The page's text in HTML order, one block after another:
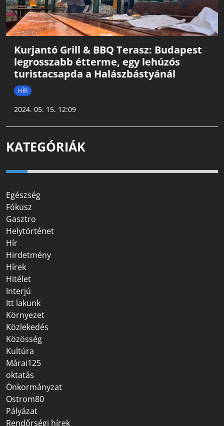
Kurjantó Grill & BBQ Terasz: Budapest
legrosszabb étterme, egy lehúzós
turistacsapda a Halászbástyánál
HÍR
2024. 05. 15. 12:09
KATEGÓRIÁK
Egészség
Fókusz
Gasztro
Helytörténet
Hír
Hirdetmény
Hírek
Hitélet
Interjú
Itt lakunk
Környezet
Közlekedés
Közösség
Kultúra
Márai125
oktatás
Önkormányzat
Ostrom80
Pályázat
Rendőrségi hírek